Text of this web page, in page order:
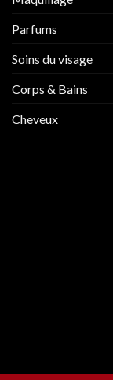
Parfums
Soins du visage
Corps & Bains
Cheveux